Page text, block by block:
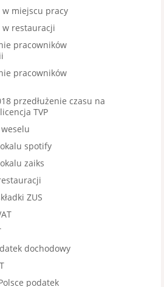
miejscu pracy
restauracji
pracowników
pracowników
przedłużenie czasu na
TVP
spotify
zaiks
ZUS
dochodowy
podatek